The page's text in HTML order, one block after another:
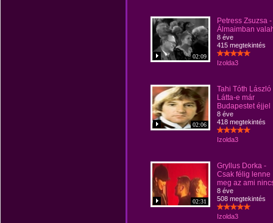
02:09
Petress Zsuzsa -
Álmaimban
8 éve
415 megtekintés
Izolda3
02:06
Tahi Tóth László
Látta-e már
Budapestet éjjel
8 éve
418 megtekintés
Izolda3
02:31
Gryllus Dorka -
Csak félig lenne
meg az ami
8 éve
508 megtekintés
Izolda3